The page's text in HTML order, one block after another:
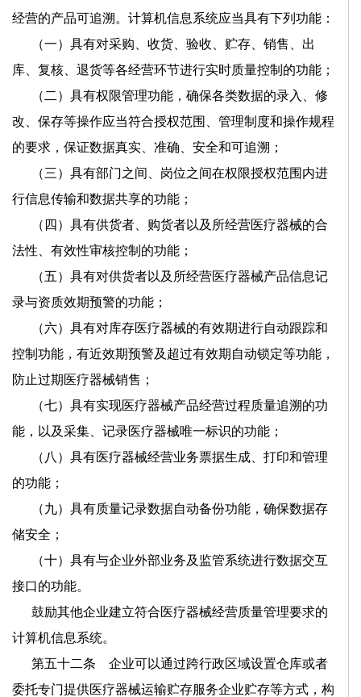
经营的产品可追溯。计算机信息系统应当具有下列功能：
（一）具有对采购、收货、验收、贮存、销售、出
库、复核、退货等各经营环节进行实时质量控制的功能；
（二）具有权限管理功能，确保各类数据的录入、修
改、保存等操作应当符合授权范围、管理制度和操作规程
的要求，保证数据真实、准确、安全和可追溯；
（三）具有部门之间、岗位之间在权限授权范围内进
行信息传输和数据共享的功能；
（四）具有供货者、购货者以及所经营医疗器械的合
法性、有效性审核控制的功能；
（五）具有对供货者以及所经营医疗器械产品信息记
录与资质效期预警的功能；
（六）具有对库存医疗器械的有效期进行自动跟踪和
控制功能，有近效期预警及超过有效期自动锁定等功能，
防止过期医疗器械销售；
（七）具有实现医疗器械产品经营过程质量追溯的功
能，以及采集、记录医疗器械唯一标识的功能；
（八）具有医疗器械经营业务票据生成、打印和管理
的功能；
（九）具有质量记录数据自动备份功能，确保数据存
储安全；
（十）具有与企业外部业务及监管系统进行数据交互
接口的功能。
鼓励其他企业建立符合医疗器械经营质量管理要求的
计算机信息系统。
第五十二条 企业可以通过跨行政区域设置仓库或者
委托专门提供医疗器械运输贮存服务企业贮存等方式，构